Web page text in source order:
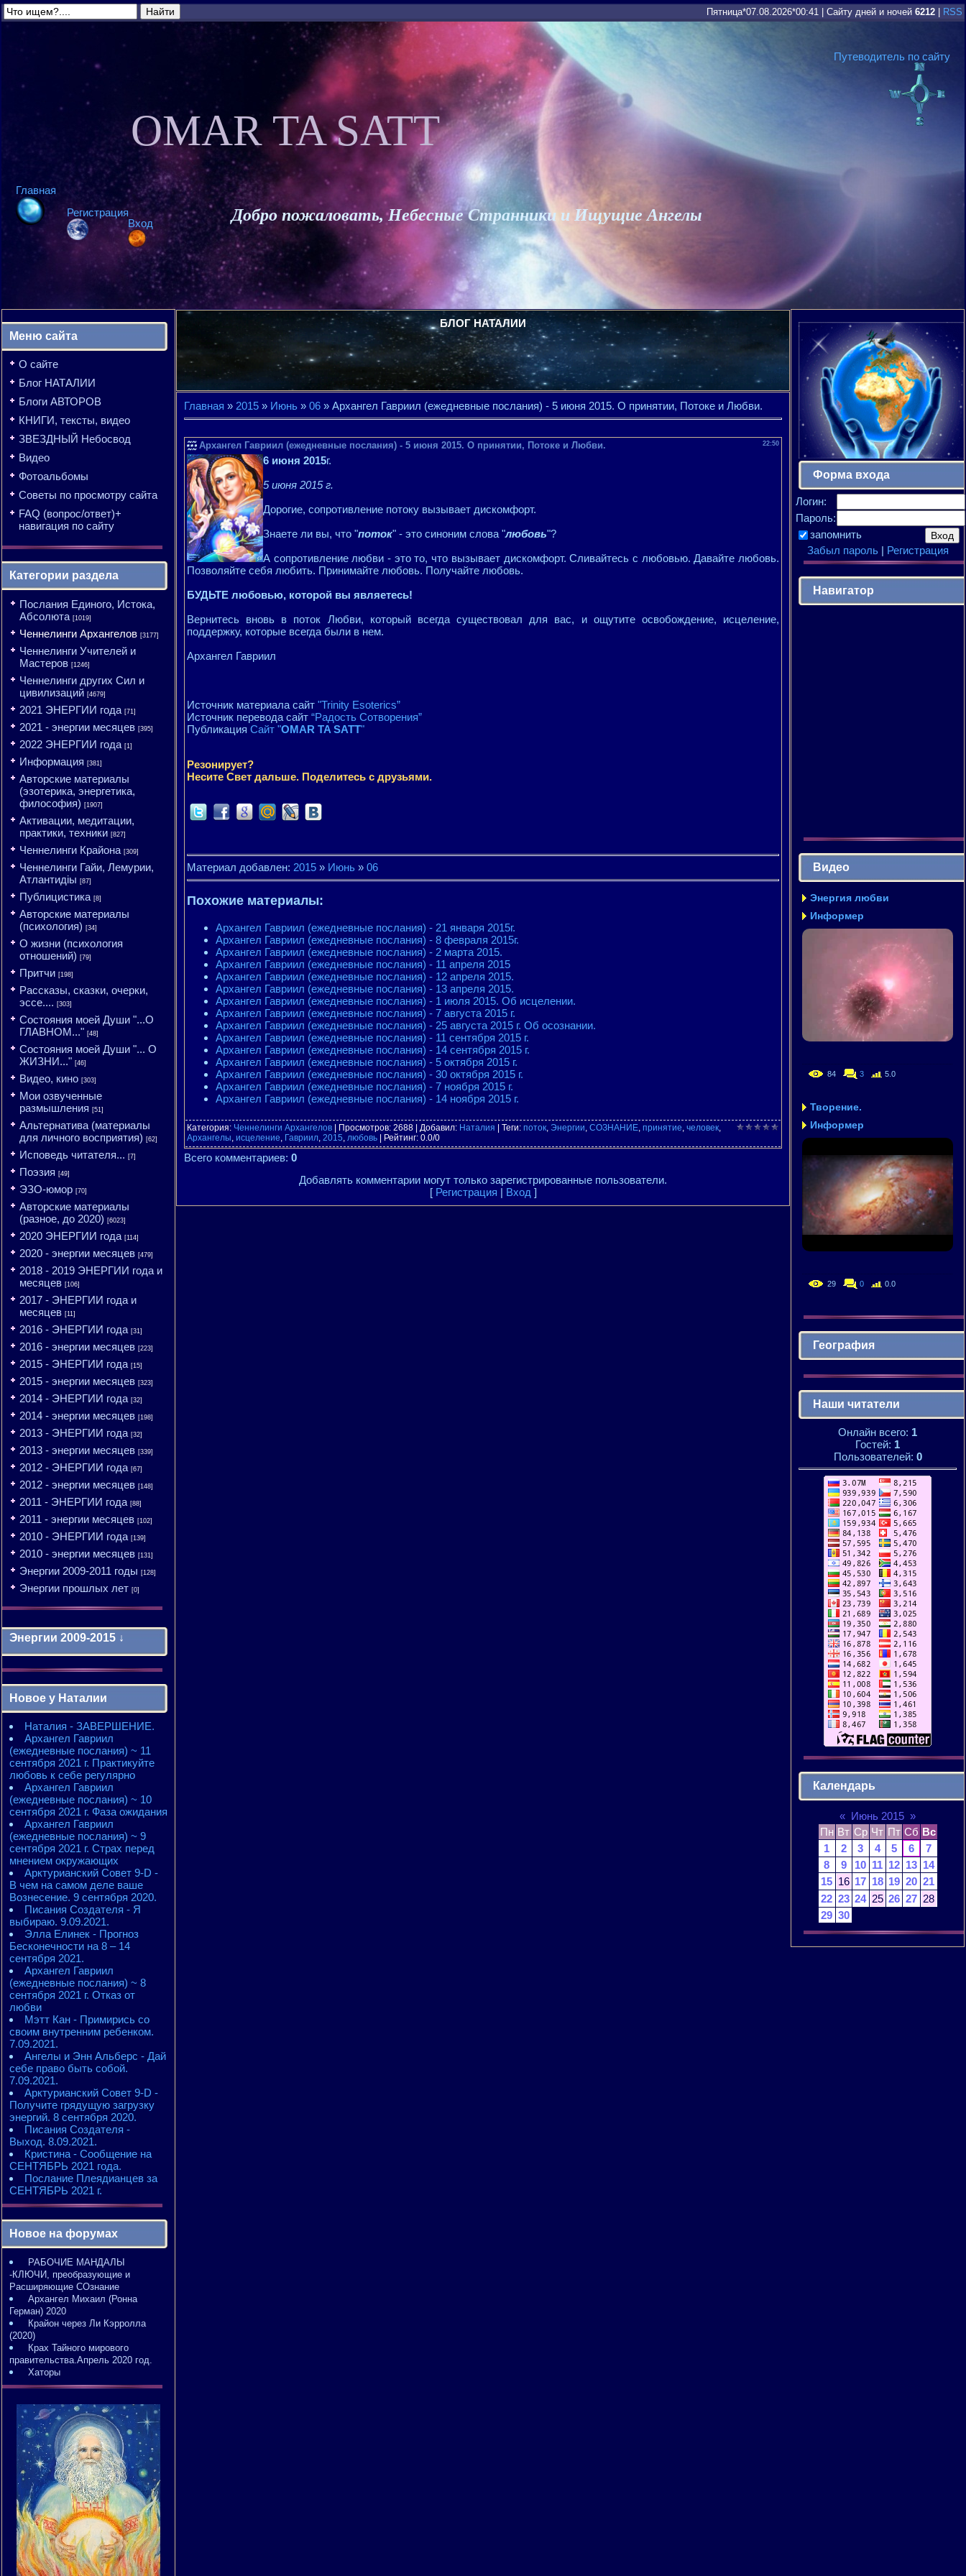
Пятница*07.08.2026*00:41 Сайту дней и ночей 6212 RSS
Путеводитель по сайту
Главная
Регистрация
Вход
OMAR TA SATT
Добро пожаловать, Небесные Странники и Ищущие Ангелы
Меню сайта
О сайте
Блог НАТАЛИИ
Блоги АВТОРОВ
КНИГИ, тексты, видео
ЗВЕЗДНЫЙ Небосвод
Видео
Фотоальбомы
Советы по просмотру сайта
FAQ (вопрос/ответ)+
навигация по сайту
Категории раздела
Послания Единого, Истока,
Абсолюта [1019]
Ченнелинги Архангелов [3177]
Ченнелинги Учителей и
Мастеров [1246]
Ченнелинги других Сил и
цивилизаций [4679]
2021 ЭНЕРГИИ года [71]
2021 - энергии месяцев [395]
2022 ЭНЕРГИИ года [1]
Информация [381]
Авторские материалы
(эзотерика, энергетика,
философия) [1907]
Активации, медитации,
практики, техники [827]
Ченнелинги Крайона [309]
Ченнелинги Гайи, Лемурии,
Атлантидіы [87]
Публицистика [8]
Авторские материалы
(психология) [34]
О жизни (психология
отношений) [79]
Притчи [198]
Рассказы, сказки, очерки,
эссе.... [303]
Состояния моей Души "...О
ГЛАВНОМ..." [48]
Состояния моей Души "... О
ЖИЗНИ..." [46]
Видео, кино [303]
Мои озвученные
размышления [51]
Альтернатива (материалы
для личного восприятия) [62]
Исповедь читателя... [7]
Поэзия [49]
ЭЗО-юмор [70]
Авторские материалы
(разное, до 2020) [6023]
2020 ЭНЕРГИИ года [114]
2020 - энергии месяцев [479]
2018 - 2019 ЭНЕРГИИ года и
месяцев [106]
2017 - ЭНЕРГИИ года и
месяцев [11]
2016 - ЭНЕРГИИ года [31]
2016 - энергии месяцев [223]
2015 - ЭНЕРГИИ года [15]
2015 - энергии месяцев [323]
2014 - ЭНЕРГИИ года [32]
2014 - энергии месяцев [198]
2013 - ЭНЕРГИИ года [32]
2013 - энергии месяцев [339]
2012 - ЭНЕРГИИ года [67]
2012 - энергии месяцев [148]
2011 - ЭНЕРГИИ года [88]
2011 - энергии месяцев [102]
2010 - ЭНЕРГИИ года [139]
2010 - энергии месяцев [131]
Энергии 2009-2011 годы [128]
Энергии прошлых лет [0]
Энергии 2009-2015 ↓
2010 - энергии месяцев
2010 - ЭНЕРГИИ года
2011 - энергии месяцев
2011 - ЭНЕРГИИ года
2012 - энергии месяцев
2012 - ЭНЕРГИИ года
2013 - энергии месяцев
2013 - ЭНЕРГИИ года
2014 - энергии месяцев
2014 - ЭНЕРГИИ года
2015 - энергии месяцев
2015 - ЭНЕРГИИ года
Новое у Наталии
Наталия - ЗАВЕРШЕНИЕ.
Архангел Гавриил
(ежедневные послания) ~ 11
сентября 2021 г. Практикуйте
любовь к себе регулярно
Архангел Гавриил
(ежедневные послания) ~ 10
сентября 2021 г. Фаза ожидания
Архангел Гавриил
(ежедневные послания) ~ 9
сентября 2021 г. Страх перед
мнением окружающих
Арктурианский Совет 9-D -
В чем на самом деле ваше
Вознесение. 9 сентября 2020.
Писания Создателя - Я
выбираю. 9.09.2021.
Элла Елинек - Прогноз
Бесконечности на 8 – 14
сентября 2021.
Архангел Гавриил
(ежедневные послания) ~ 8
сентября 2021 г. Отказ от
любви
Мэтт Кан - Примирись со
своим внутренним ребенком.
7.09.2021.
Ангелы и Энн Альберс - Дай
себе право быть собой.
7.09.2021.
Арктурианский Совет 9-D -
Получите грядущую загрузку
энергий. 8 сентября 2020.
Писания Создателя -
Выход. 8.09.2021.
Кристина - Сообщение на
СЕНТЯБРЬ 2021 года.
Послание Плеядианцев за
СЕНТЯБРЬ 2021 г.
Новое на форумах
РАБОЧИЕ МАНДАЛЫ
-КЛЮЧИ, преобразующие и
Расширяющие СОзнание
Архангел Михаил (Ронна
Герман) 2020
Крайон через Ли Кэрролла
(2020)
Крах Тайного мирового
правительства.Апрель 2020 год.
Хаторы
БЛОГ НАТАЛИИ
Главная » 2015 » Июнь » 06 » Архангел Гавриил (ежедневные послания) - 5 июня 2015. О принятии, Потоке и Любви.
22:50
Архангел Гавриил (ежедневные послания) - 5 июня 2015. О принятии, Потоке и Любви.
6 июня 2015г.
5 июня 2015 г.
Дорогие, сопротивление потоку вызывает дискомфорт.
Знаете ли вы, что "поток" - это синоним слова "любовь"?
А сопротивление любви - это то, что вызывает дискомфорт. Сливайтесь с любовью. Давайте любовь.
Позволяйте себя любить. Принимайте любовь. Получайте любовь.
БУДЬТЕ любовью, которой вы являетесь!
Вернитесь вновь в поток Любви, который всегда существовал для вас, и ощутите освобождение, исцеление,
поддержку, которые всегда были в нем.
Архангел Гавриил
Источник материала сайт "Trinity Esoterics”
Источник перевода сайт “Радость Сотворения”
Публикация Сайт "OMAR TA SATT"
Резонирует?
Несите Свет дальше. Поделитесь с друзьями.
Материал добавлен: 2015 » Июнь » 06
Похожие материалы:
Архангел Гавриил (ежедневные послания) - 21 января 2015г.
Архангел Гавриил (ежедневные послания) - 8 февраля 2015г.
Архангел Гавриил (ежедневные послания) - 2 марта 2015.
Архангел Гавриил (ежедневные послания) - 11 апреля 2015
Архангел Гавриил (ежедневные послания) - 12 апреля 2015.
Архангел Гавриил (ежедневные послания) - 13 апреля 2015.
Архангел Гавриил (ежедневные послания) - 1 июля 2015. Об исцелении.
Архангел Гавриил (ежедневные послания) - 7 августа 2015 г.
Архангел Гавриил (ежедневные послания) - 25 августа 2015 г. Об осознании.
Архангел Гавриил (ежедневные послания) - 11 сентября 2015 г.
Архангел Гавриил (ежедневные послания) - 14 сентября 2015 г.
Архангел Гавриил (ежедневные послания) - 5 октября 2015 г.
Архангел Гавриил (ежедневные послания) - 30 октября 2015 г.
Архангел Гавриил (ежедневные послания) - 7 ноября 2015 г.
Архангел Гавриил (ежедневные послания) - 14 ноября 2015 г.
Категория: Ченнелинги Архангелов Просмотров: 2688 | Добавил: Наталия Теги: поток, Энергии, СОЗНАНИЕ, принятие, человек,
Архангелы, исцеление, Гавриил, 2015, любовь Рейтинг: 0.0/0
Всего комментариев: 0
Добавлять комментарии могут только зарегистрированные пользователи.
[ Регистрация | Вход ]
Форма входа
Логин:
Пароль:
запомнить
Забыл пароль| Регистрация
Навигатор
Видео
Энергия любви
Информер
84 3 5.0
Творение.
Информер
29 0 0.0
География
Наши читатели
Онлайн всего: 1
Гостей: 1
Пользователей: 0
Календарь
« Июнь 2015 »
Пн Вт Ср Чт Пт Сб Вс
1
2 3 4 5 6
7
8
9 10 11 12 13 14
15 16 17 18 19 20 21
22 23 24 25 26 27 28
29 30